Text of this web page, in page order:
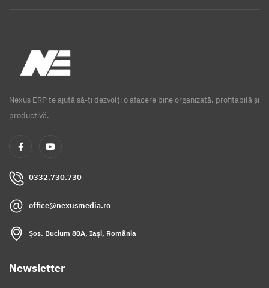
Nexus ERP te ajută să-ți dezvolți o afacere bine organizată, profitabilă și
productivă.
0332.730.730
office@nexusmedia.ro
Șos. Bucium 80A, Iași, România
Newsletter